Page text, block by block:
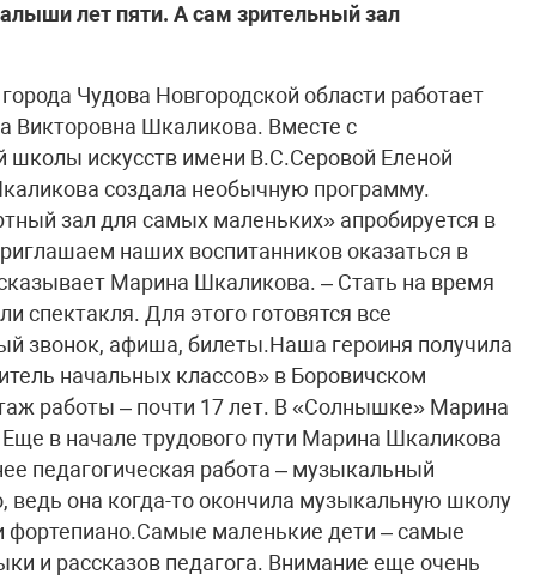
лет пяти. А сам зрительный зал
Чудова Новгородской области работает
Викторовна Шкаликова. Вместе с
школы искусств имени В.С.Серовой Еленой
создала необычную программу.
зал для самых маленьких» апробируется в
наших воспитанников оказаться в
Марина Шкаликова. – Стать на время
спектакля. Для этого готовятся все
звонок, афиша, билеты.Наша героиня получила
начальных классов» в Боровичском
работы – почти 17 лет. В «Солнышке» Марина
в начале трудового пути Марина Шкаликова
педагогическая работа – музыкальный
ведь она когда-то окончила музыкальную школу
фортепиано.Самые маленькие дети – самые
и рассказов педагога. Внимание еще очень